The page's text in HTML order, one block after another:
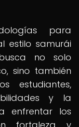
para
estilo samurái
no solo
sino también
estudiantes,
y la
enfrentar los